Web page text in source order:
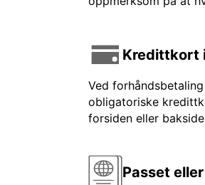
Kredittkort
Ved
obligatoriske
forsiden eller
Passet